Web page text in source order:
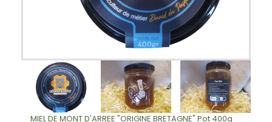
MIEL DE MONT D'ARREE "ORIGINE BRETAGNE" Pot 400g